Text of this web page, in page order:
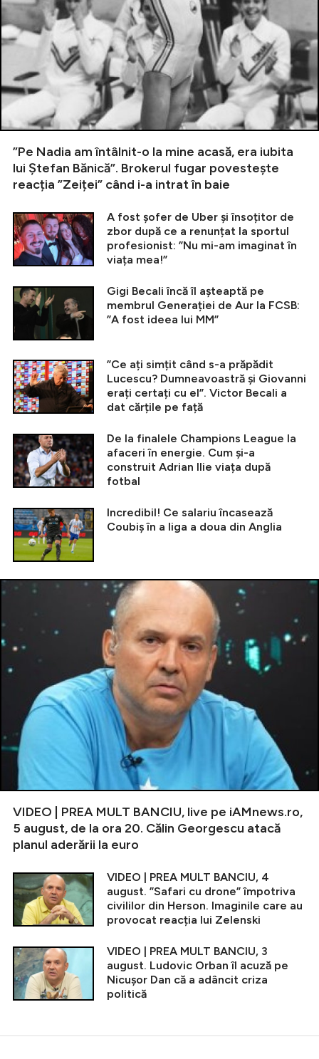
”Pe Nadia am întâlnit-o la mine acasă, era iubita
lui Ștefan Bănică”. Brokerul fugar povestește
reacția ”Zeiței” când i-a intrat în baie
A fost șofer de Uber și însoțitor de
zbor după ce a renunțat la sportul
profesionist: ”Nu mi-am imaginat în
viața mea!”
Gigi Becali încă îl așteaptă pe
membrul Generației de Aur la FCSB:
”A fost ideea lui MM”
”Ce ați simțit când s-a prăpădit
Lucescu? Dumneavoastră și Giovanni
erați certați cu el”. Victor Becali a
dat cărțile pe față
De la finalele Champions League la
afaceri în energie. Cum și-a
construit Adrian Ilie viața după
fotbal
Incredibil! Ce salariu încasează
Coubiș în a liga a doua din Anglia
VIDEO | PREA MULT BANCIU, live pe iAMnews.ro,
5 august, de la ora 20. Călin Georgescu atacă
planul aderării la euro
VIDEO | PREA MULT BANCIU, 4
august. ”Safari cu drone” împotriva
civililor din Herson. Imaginile care au
provocat reacția lui Zelenski
VIDEO | PREA MULT BANCIU, 3
august. Ludovic Orban îl acuză pe
Nicușor Dan că a adâncit criza
politică